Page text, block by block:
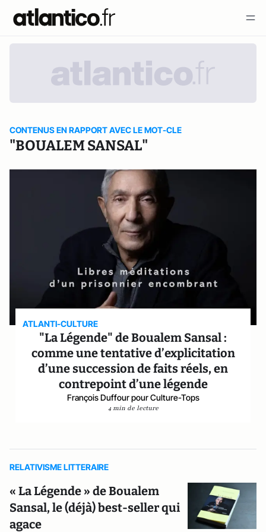
CONTENUS EN RAPPORT AVEC LE MOT-CLE
"BOUALEM SANSAL"
ATLANTI-CULTURE
"La Légende" de Boualem Sansal :
comme une tentative d’explicitation
d’une succession de faits réels, en
contrepoint d’une légende
François Duffour pour Culture-Tops
4 min de lecture
RELATIVISME LITTERAIRE
« La Légende » de Boualem
Sansal, le (déjà) best-seller qui
agace